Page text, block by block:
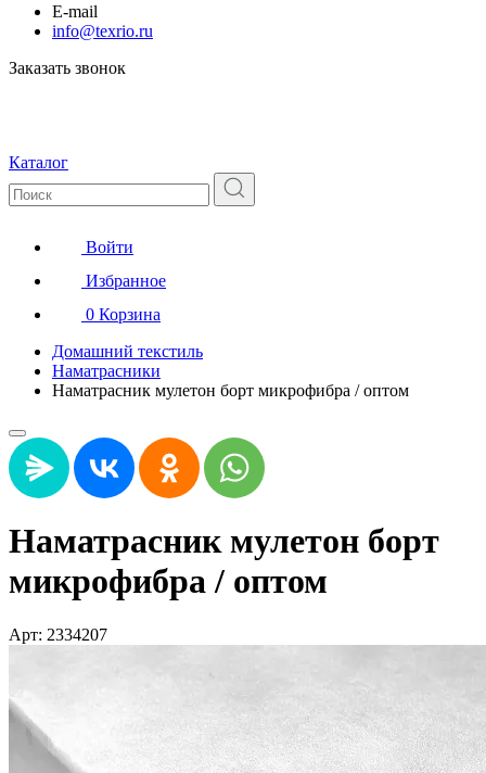
E-mail
info@texrio.ru
Заказать звонок
Каталог
Войти
Избранное
0 Корзина
Домашний текстиль
Наматрасники
Наматрасник мулетон борт микрофибра / оптом
Наматрасник мулетон борт
микрофибра / оптом
Арт: 2334207